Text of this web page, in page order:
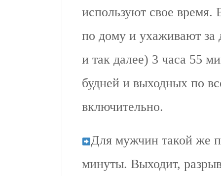
используют свое
по дому и ухаживают за
и так далее) 3 часа 55
будней и выходных по
включительно.
Для мужчин такой же
минуты. Выходит,